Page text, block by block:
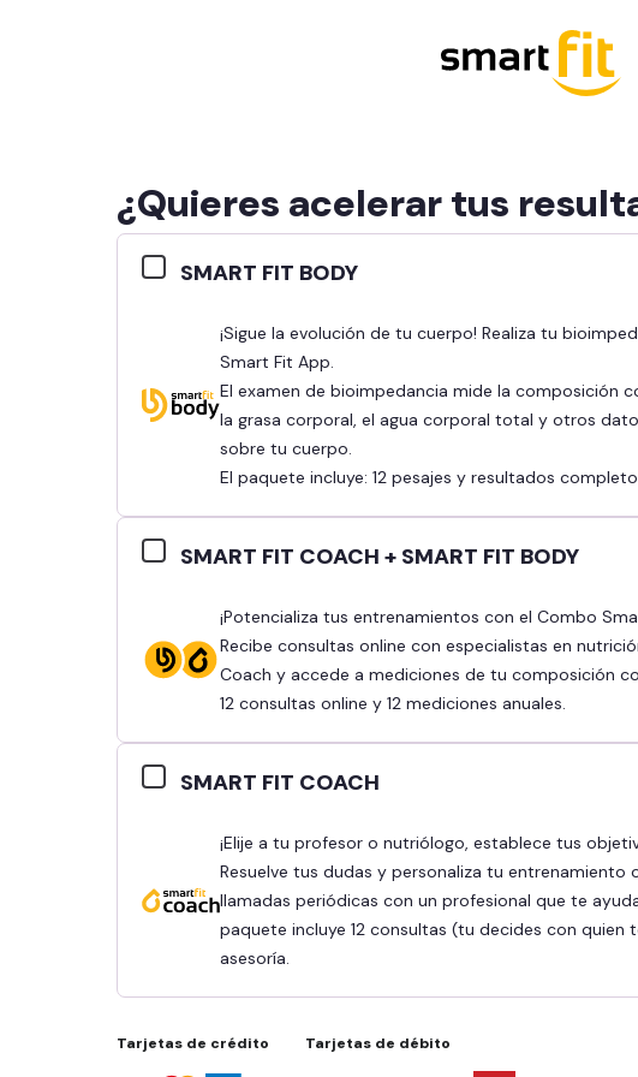
¿Quieres acelerar tus
SMART FIT BODY
¡Sigue la evolución de tu cuerpo! Realiza tu bioimpedancia y revisa tus resultados en la
Smart Fit App.
El examen de bioimpedancia mide la composición
la grasa corporal, el agua corporal total y otros
sobre tu cuerpo.
El paquete incluye: 12 pesajes y resultados
SMART FIT COACH + SMART FIT BODY
¡Potencializa tus entrenamientos con el Combo Smart Fit Coach y Smart Fit Body!
Recibe consultas online con especialistas en
Coach y accede a mediciones de tu composición
12 consultas online y 12 mediciones anuales.
SMART FIT COACH
¡Elije a tu profesor o nutriólogo, establece tus objetivos y obtén mejores resultados!
Resuelve tus dudas y personaliza tu entrenamiento
llamadas periódicas con un profesional que te
paquete incluye 12 consultas (tu decides con quien
asesoría.
Tarjetas de crédito Tarjetas de débito